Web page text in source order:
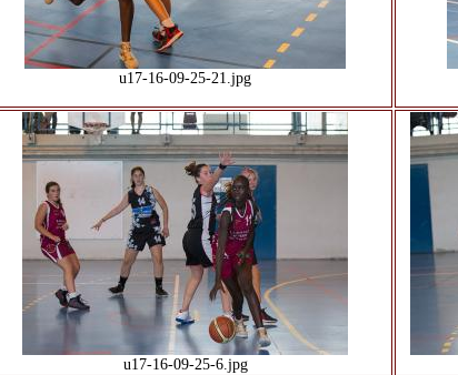
u17-16-09-25-21.jpg
u17-16-09-25-6.jpg